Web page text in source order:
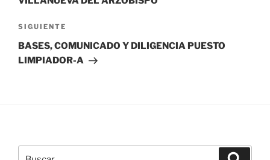
Siguiente
entrada
SIGUIENTE
BASES, COMUNICADO Y DILIGENCIA PUESTO
LIMPIADOR-A